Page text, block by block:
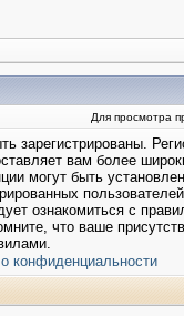
Для просмотра
зарегистрированы.
вам более
могут быть
ознакомиться с
что ваше
конфиденциальности